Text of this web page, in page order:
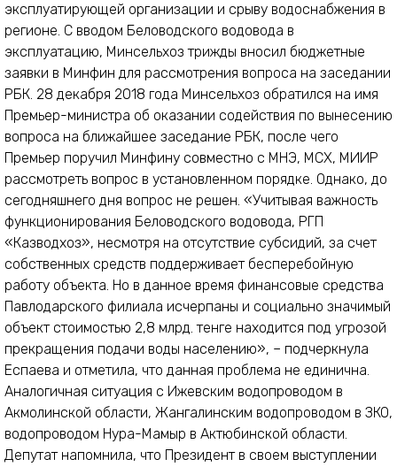
эксплуатирующей организации и срыву водоснабжения в
регионе. С вводом Беловодского водовода в
эксплуатацию, Минсельхоз трижды вносил бюджетные
заявки в Минфин для рассмотрения вопроса на заседании
РБК. 28 декабря 2018 года Минсельхоз обратился на имя
Премьер-министра об оказании содействия по вынесению
вопроса на ближайшее заседание РБК, после чего
Премьер поручил Минфину совместно с МНЭ, МСХ, МИИР
рассмотреть вопрос в установленном порядке. Однако, до
сегодняшнего дня вопрос не решен. «Учитывая важность
функционирования Беловодского водовода, РГП
«Казводхоз», несмотря на отсутствие субсидий, за счет
собственных средств поддерживает бесперебойную
работу объекта. Но в данное время финансовые средства
Павлодарского филиала исчерпаны и социально значимый
объект стоимостью 2,8 млрд. тенге находится под угрозой
прекращения подачи воды населению», – подчеркнула
Еспаева и отметила, что данная проблема не единична.
Аналогичная ситуация с Ижевским водопроводом в
Акмолинской области, Жангалинским водопроводом в ЗКО,
водопроводом Нура-Мамыр в Актюбинской области.
Депутат напомнила, что Президент в своем выступлении